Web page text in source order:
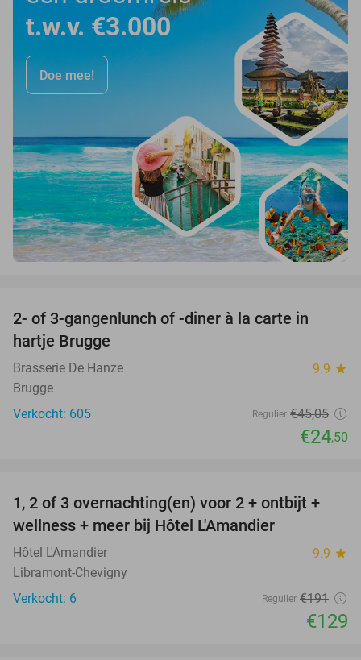
t.w.v. €3.000
Doe mee!
2- of 3-gangenlunch of -diner à la carte in
hartje Brugge
Brasserie De Hanze 9.9 star
Brugge
Verkocht: 605
Regulier €45,05
€24,50
32%
TODAY
1, 2 of 3 overnachting(en) voor 2 + ontbijt +
wellness + meer bij Hôtel L'Amandier
Hôtel L'Amandier 9.9 star
Libramont-Chevigny
Verkocht: 6
Regulier €191
€129